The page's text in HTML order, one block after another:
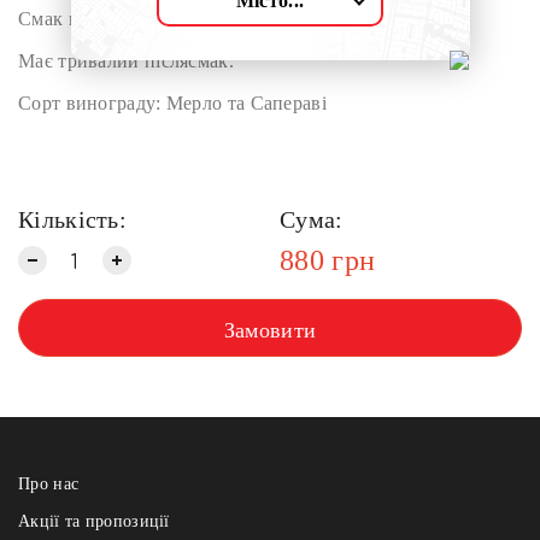
Смак потужний, з оксамитовими танінами.
Має тривалий післясмак.
Сорт винограду: Мерло та Сапераві
Кількість: Сума:
880 грн
Замовити
Про нас
Акції та пропозиції